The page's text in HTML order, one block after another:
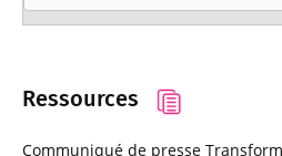
Ressources
Communiqué de presse